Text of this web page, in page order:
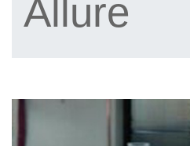
Allure